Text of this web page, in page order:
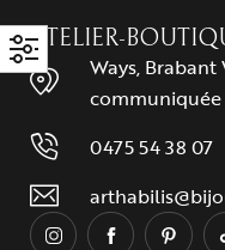
ATELIER-
Ways,
communiquée
0475 54 38 07